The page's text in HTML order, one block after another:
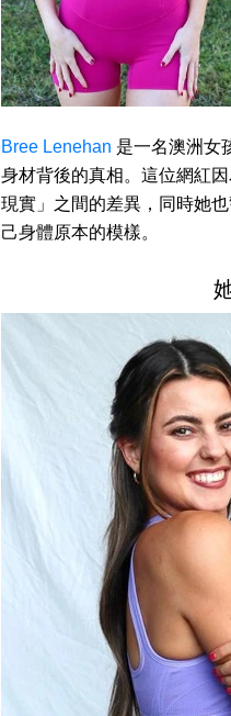
Bree Lenehan 是一名澳洲女
身材背後的真相。這位網紅
現實」之間的差異，同時她
己身體原本的模樣。